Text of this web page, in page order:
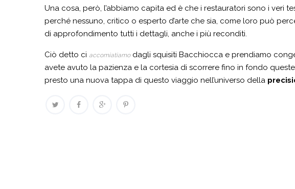
Una cosa, però, l’abbiamo capita ed è che i restauratori sono i veri
perché nessuno, critico o esperto d’arte che sia, come loro può
di approfondimento tutti i dettagli, anche i più reconditi.
Ciò detto ci accomiatiamodagli squisiti Bacchiocca e prendiamo
avete avuto la pazienza e la cortesia di scorrere fino in fondo
presto una nuova tappa di questo viaggio nell’universo della